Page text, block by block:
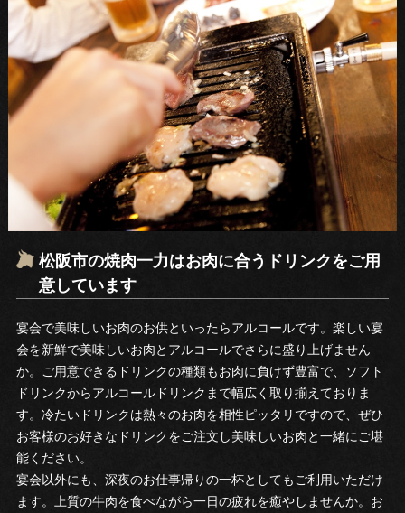
松阪市の焼肉一力はお肉に合うドリンクをご用
意しています
宴会で美味しいお肉のお供といったらアルコールです。楽しい宴
会を新鮮で美味しいお肉とアルコールでさらに盛り上げません
か。ご用意できるドリンクの種類もお肉に負けず豊富で、ソフト
ドリンクからアルコールドリンクまで幅広く取り揃えておりま
す。冷たいドリンクは熱々のお肉を相性ピッタリですので、ぜひ
お客様のお好きなドリンクをご注文し美味しいお肉と一緒にご堪
能ください。
宴会以外にも、深夜のお仕事帰りの一杯としてもご利用いただけ
ます。上質の牛肉を食べながら一日の疲れを癒やしませんか。お